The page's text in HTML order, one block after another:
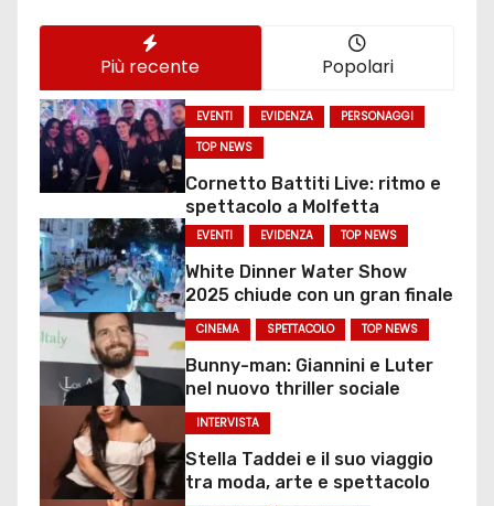
Più recente Popolari
EVENTI EVIDENZA
PERSONAGGI
TOP NEWS
Cornetto Battiti Live: ritmo e
spettacolo a Molfetta
EVENTI EVIDENZA TOP NEWS
White Dinner Water Show
2025 chiude con un gran finale
CINEMA SPETTACOLO TOP NEWS
Bunny-man: Giannini e Luter
nel nuovo thriller sociale
INTERVISTA
Stella Taddei e il suo viaggio
tra moda, arte e spettacolo